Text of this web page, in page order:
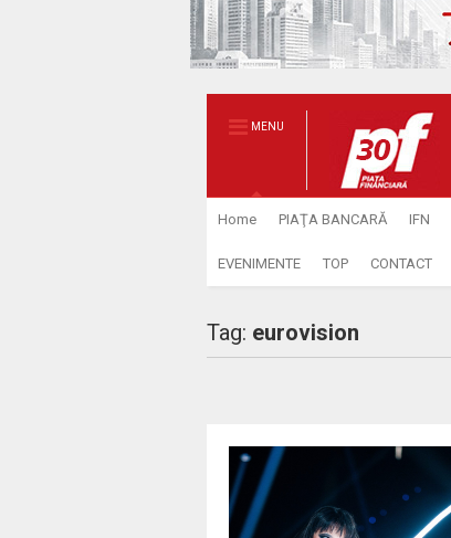
MENU
Home PIAŢA BANCARĂ IFN
EVENIMENTE TOP CONTACT
Tag: eurovision